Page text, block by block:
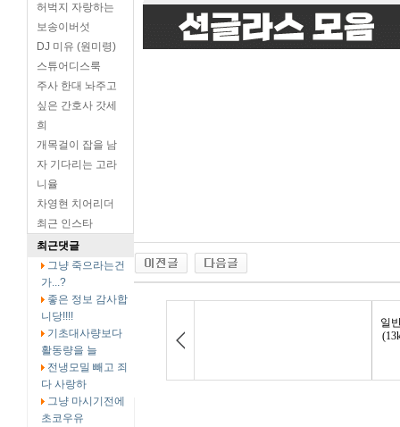
허벅지 자랑하는
보송이버섯
DJ 미유 (원미령)
스튜어디스룩
주사 한대 놔주고
싶은 간호사 갓세
희
개목걸이 잡을 남
자 기다리는 고라
니율
차영현 치어리더
최근 인스타
최근댓글
그냥 죽으라는건
가...?
좋은 정보 감사합
니당!!!!
기초대사량보다
활동량을 늘
전냉모밀 빼고 죄
다 사랑하
그냥 마시기전에
초코우유